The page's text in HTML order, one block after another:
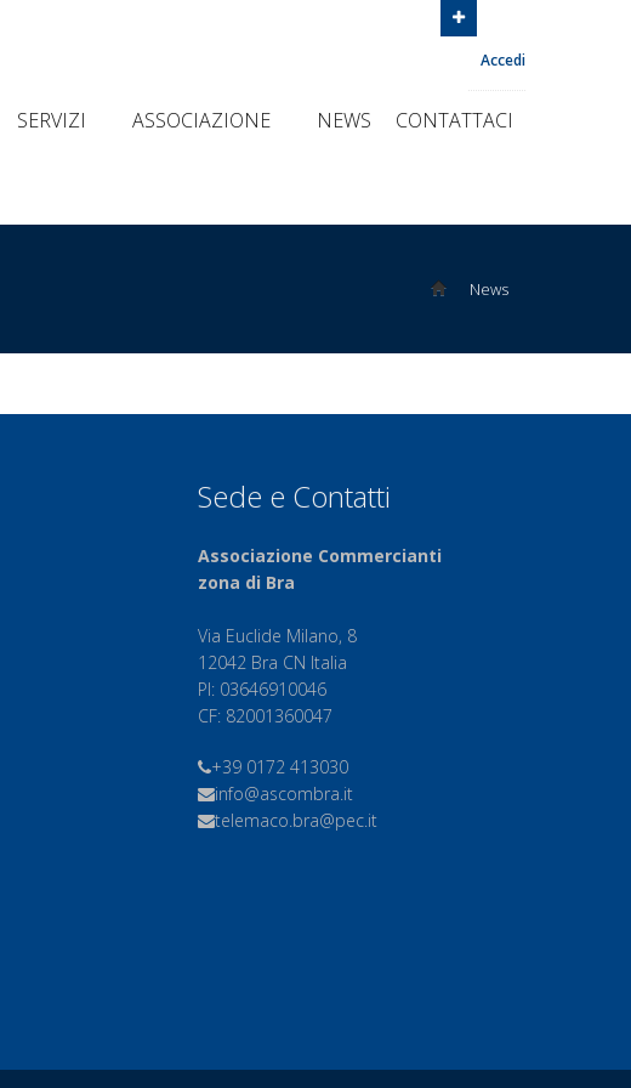
Accedi
SERVIZI ASSOCIAZIONE NEWS CONTATTACI
News
Sede e Contatti
Associazione Commercianti
zona di Bra
Via Euclide Milano, 8
12042 Bra CN Italia
PI: 03646910046
CF: 82001360047
+39 0172 413030
info@ascombra.it
telemaco.bra@pec.it